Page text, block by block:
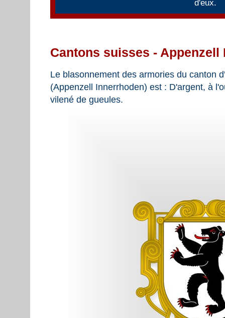
d'eux.
Cantons suisses - Appenzell
Le blasonnement des armories du canton d'
(Appenzell Innerrhoden) est : D'argent, à
vilené de gueules.